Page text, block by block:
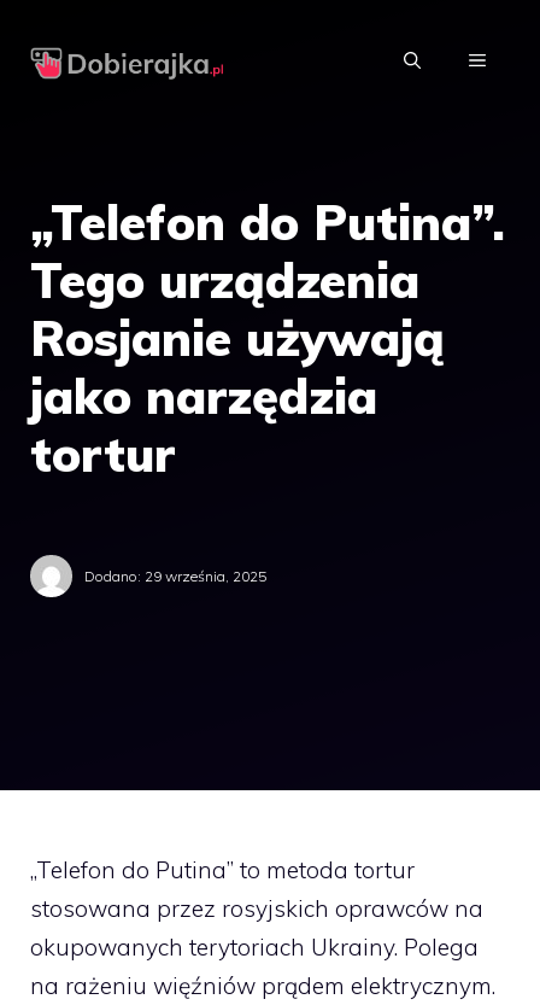
MENU
„Telefon do Putina”.
Tego urządzenia
Rosjanie używają
jako narzędzia
tortur
Dodano: 29 września, 2025
„Telefon do Putina” to metoda tortur
stosowana przez rosyjskich oprawców na
okupowanych terytoriach Ukrainy. Polega
na rażeniu więźniów prądem elektrycznym.